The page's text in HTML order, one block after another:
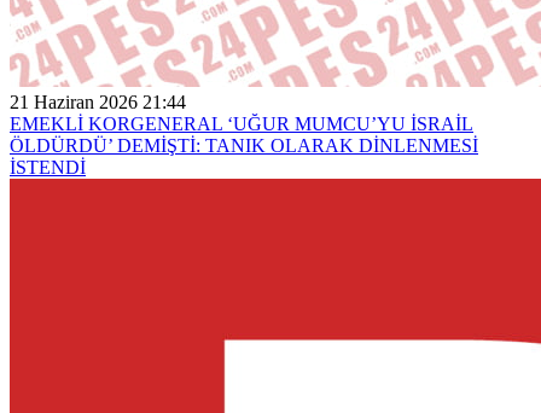
21 Haziran 2026 21:44
EMEKLİ KORGENERAL ‘UĞUR MUMCU’YU İSRAİL
ÖLDÜRDÜ’ DEMİŞTİ: TANIK OLARAK DİNLENMESİ
İSTENDİ